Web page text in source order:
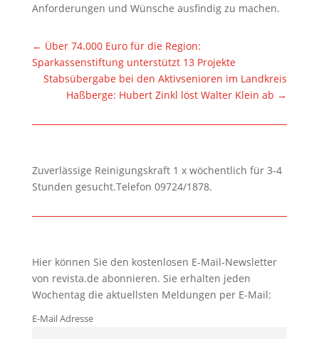
Anforderungen und Wünsche ausfindig zu machen.
← Über 74.000 Euro für die Region:
Sparkassenstiftung unterstützt 13 Projekte
Stabsübergabe bei den Aktivsenioren im Landkreis
Haßberge: Hubert Zinkl löst Walter Klein ab →
Zuverlässige Reinigungskraft 1 x wöchentlich für 3-4
Stunden gesucht.Telefon 09724/1878.
Hier können Sie den kostenlosen E-Mail-Newsletter
von revista.de abonnieren. Sie erhalten jeden
Wochentag die aktuellsten Meldungen per E-Mail:
E-Mail Adresse